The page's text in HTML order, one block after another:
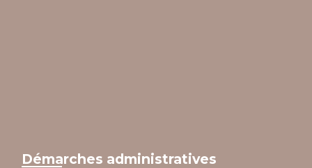
Démarches administratives